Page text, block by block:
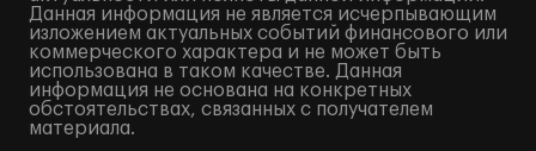
Данная информация не является исчерпывающим
изложением актуальных событий финансового или
коммерческого характера и не может быть
использована в таком качестве. Данная
информация не основана на конкретных
обстоятельствах, связанных с получателем
материала.